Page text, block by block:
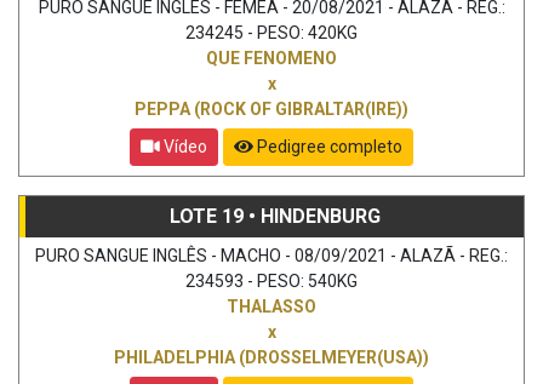
PURO SANGUE INGLÊS - FÊMEA - 20/08/2021 - ALAZÃ - REG.:
234245 - PESO: 420KG
QUE FENOMENO
x
PEPPA (ROCK OF GIBRALTAR(IRE))
Vídeo
Pedigree completo
LOTE 19 • HINDENBURG
PURO SANGUE INGLÊS - MACHO - 08/09/2021 - ALAZÃ - REG.:
234593 - PESO: 540KG
THALASSO
x
PHILADELPHIA (DROSSELMEYER(USA))